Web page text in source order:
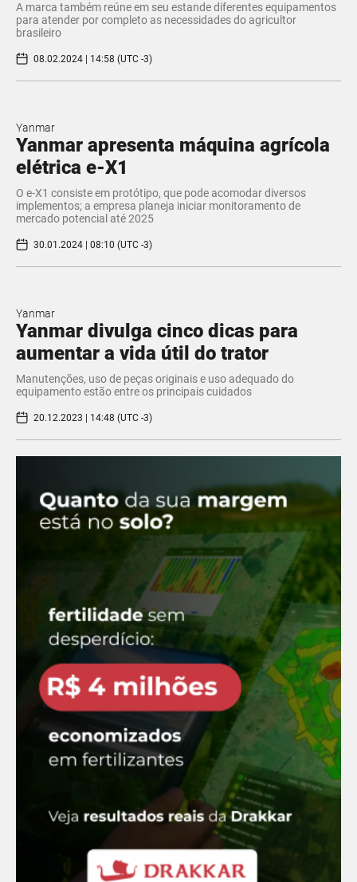
A marca também reúne em seu estande diferentes equipamentos
para atender por completo as necessidades do agricultor
brasileiro
08.02.2024 | 14:58 (UTC -3)
Yanmar
Yanmar apresenta máquina agrícola
elétrica e-X1
O e-X1 consiste em protótipo, que pode acomodar diversos
implementos; a empresa planeja iniciar monitoramento de
mercado potencial até 2025
30.01.2024 | 08:10 (UTC -3)
Yanmar
Yanmar divulga cinco dicas para
aumentar a vida útil do trator
Manutenções, uso de peças originais e uso adequado do
equipamento estão entre os principais cuidados
20.12.2023 | 14:48 (UTC -3)